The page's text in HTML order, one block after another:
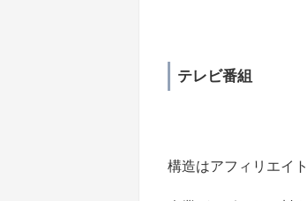
テレビ番組
構造はアフィリエイ